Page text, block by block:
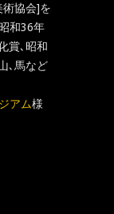
協会]を
和36年
賞､昭和
､馬など
アム様